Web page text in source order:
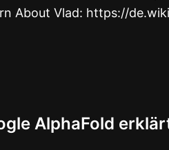
About Vlad: https://
AlphaFold